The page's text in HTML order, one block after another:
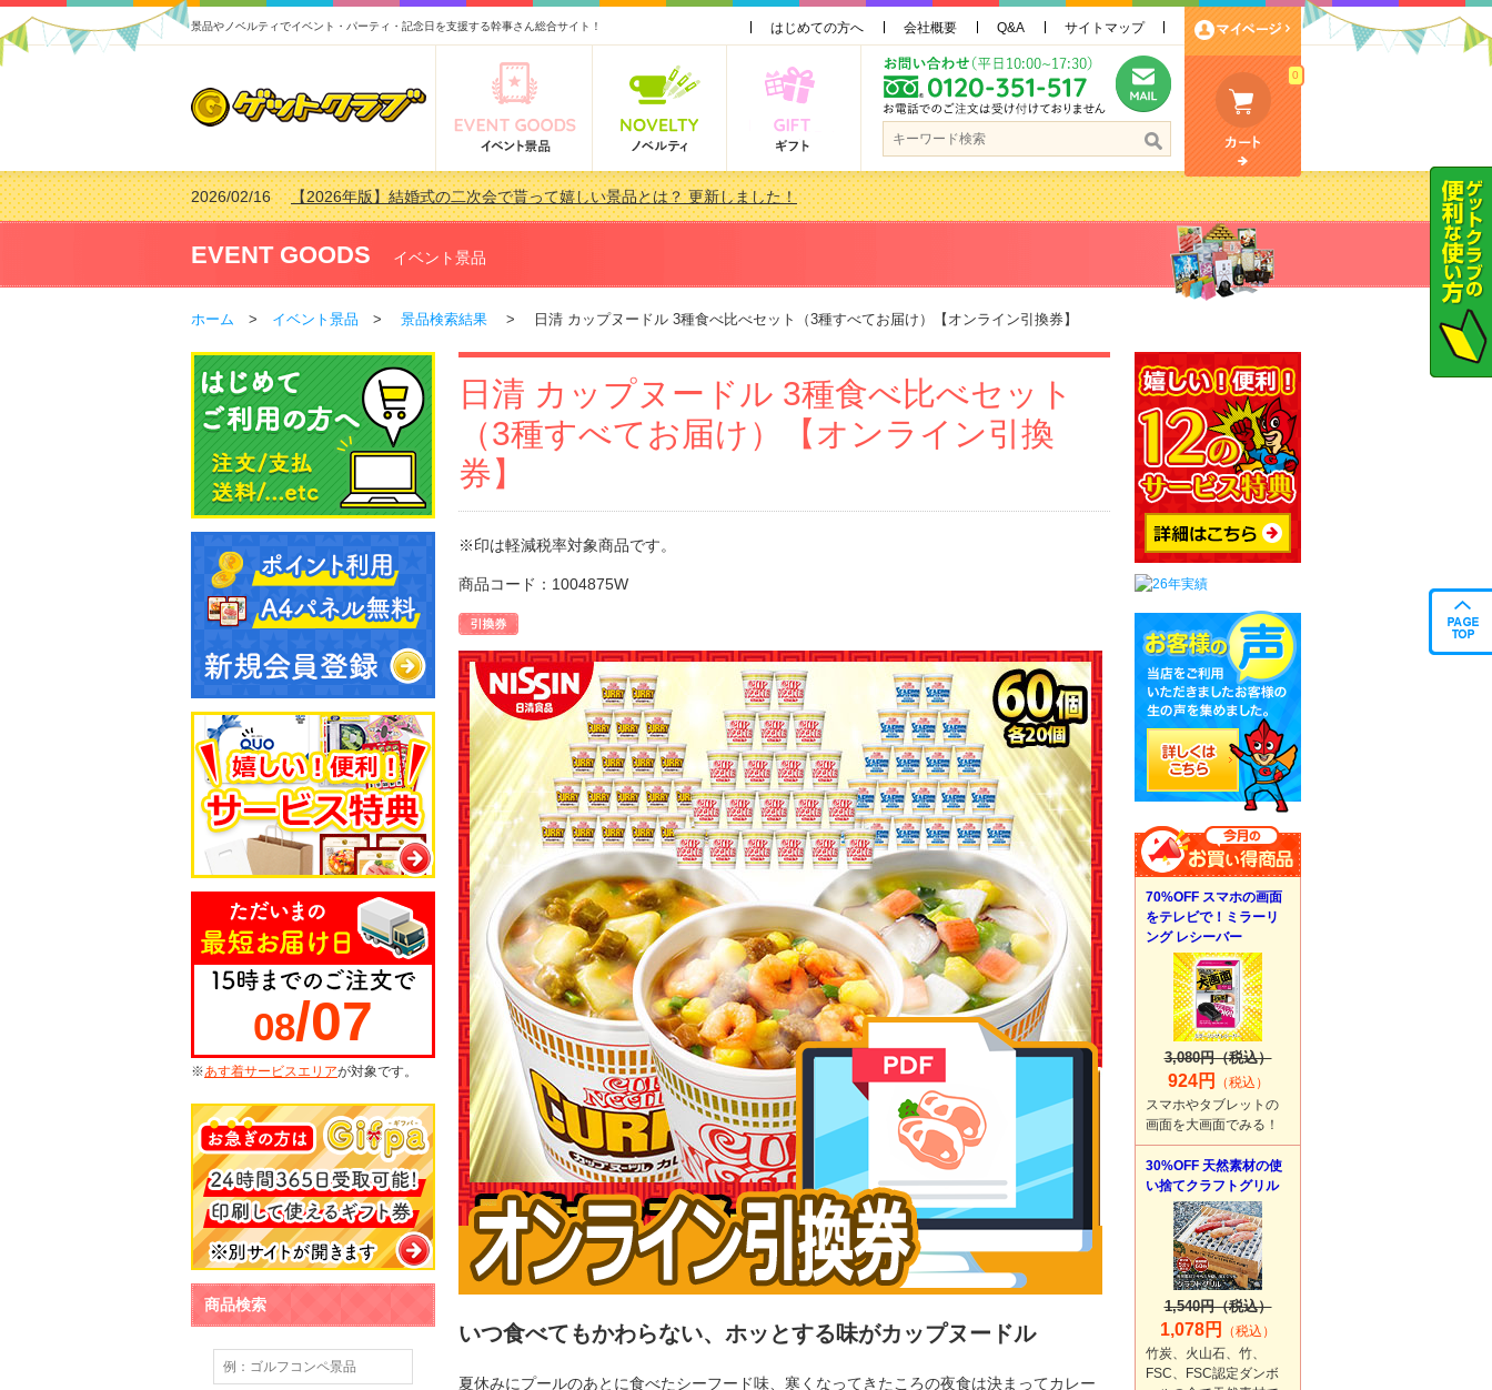
景品やノベルティでイベント・パーティ・記念日を支援する幹事さん総合サイト！ はじめての方へ 会社概要 Q&A サイトマップ
0
2026/02/16【2026年版】結婚式の二次会で貰って嬉しい景品とは？ 更新しました！
2026/02/03【2026年版】ゴルフコンペ景品 3000円未満［2000円～2999円編］もらってうれしい人気ラ…
2026/07/15【2026年版】ビンゴゲーム景品おすすめ金額別人気ランキング 更新しました！
2026/04/03【2026年版】ゴルフコンペ景品 3000円未満［2000円～2999円編］もらってうれしい人気ラ…
EVENT GOODS イベント景品
ホーム > イベント景品 > 景品検索結果 > 日清 カップヌードル 3種食べ比べセット（3種すべてお届け）【オンライン引換券】
08/07
※あす着サービスエリアが対象です。
商品検索
日清 カップヌードル 3種食べ比べセット
（3種すべてお届け）【オンライン引換
券】
※印は軽減税率対象商品です。
商品コード：1004875W
いつ食べてもかわらない、ホッとする味がカップヌードル
夏休みにプールのあとに食べたシーフード味、寒くなってきたころの夜食は決まってカレー
70%OFF スマホの画面
をテレビで！ミラーリ
ング レシーバー
3,080円（税込）
924円
（税込）
スマホやタブレットの
画面を大画面でみる！
30%OFF 天然素材の使
い捨てクラフトグリル
1,540円（税込）
1,078円
（税込）
竹炭、火山石、竹、
FSC、FSC認定ダンボ